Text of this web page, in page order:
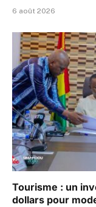
6 août 2026
Tourisme : un
dollars pour